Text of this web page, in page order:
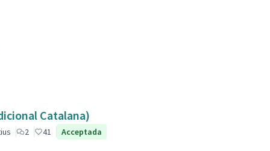
Catalana)
2 41 Acceptada